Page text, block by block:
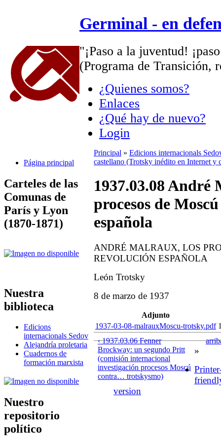
Germinal - en
"¡Paso a la juventud!
(Programa de Transición,
¿Quienes somos?
Enlaces
¿Qué hay de nuevo?
Login
Página principal
Carteles de las
Comunas de
París y Lyon
(1870-1871)
Nuestra
biblioteca
Edicions
internacionals Sedov
Alejandría proletaria
Cuadernos de
formación marxista
Nuestro
repositorio
político
Principal » Edicions internacionals
castellano (Trotsky inédito en Internet y
1937.03.08 André
procesos de
española
ANDRÉ MALRAUX, LOS
REVOLUCIÓN ESPAÑOLA
León Trotsky
8 de marzo de 1937
Adjunto
1937-03-08-malrauxMoscu-trotsky.pdf
‹ 1937.03.06 Fenner
Brockway: un segundo Pritt
(comisión internacional
investigación procesos Moscú
contra… trotskysmo)
»
version